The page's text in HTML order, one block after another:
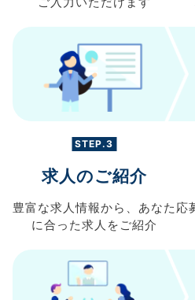
STEP.3
求人のご紹介
豊富な求人情報から、 あなた
に合った求人を ご紹介
応